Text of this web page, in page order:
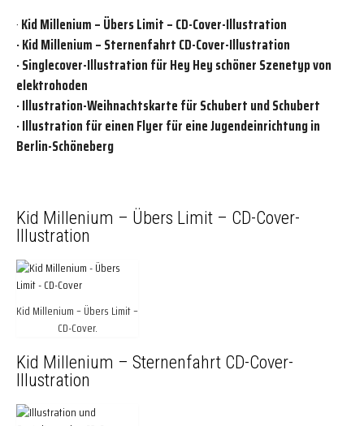
·Kid Millenium – Übers Limit – CD-Cover-Illustration
·Kid Millenium – Sternenfahrt CD-Cover-Illustration
·Singlecover-Illustration für Hey Hey schöner Szenetyp von
elektrohoden
·Illustration-Weihnachtskarte für Schubert und Schubert
·Illustration für einen Flyer für eine Jugendeinrichtung in
Berlin-Schöneberg
Kid Millenium – Übers Limit – CD-Cover-
Illustration
Kid Millenium – Übers Limit –
CD-Cover.
Kid Millenium – Sternenfahrt CD-Cover-
Illustration